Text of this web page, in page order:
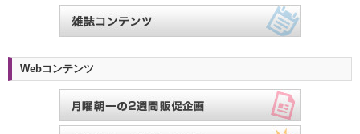
Webコンテンツ